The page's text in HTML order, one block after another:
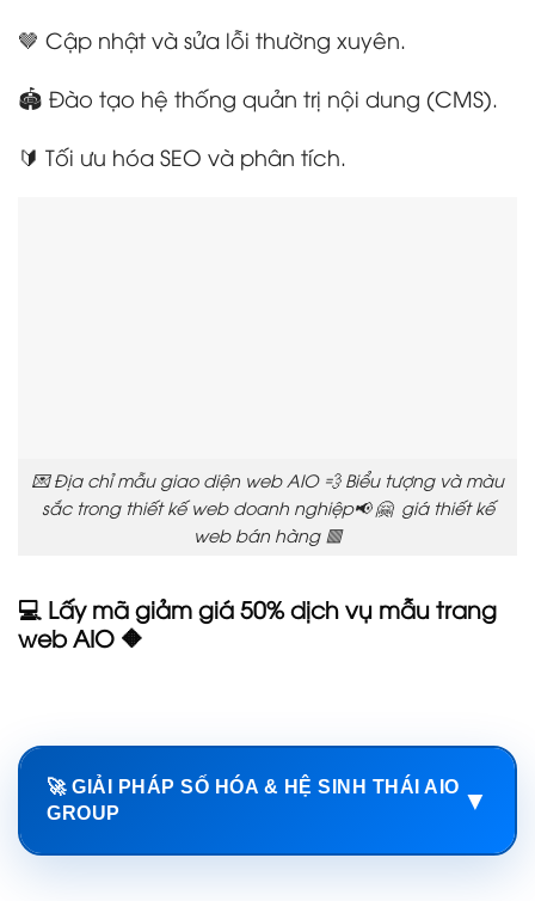
🤎 Cập nhật và sửa lỗi thường xuyên.
🏟️ Đào tạo hệ thống quản trị nội dung (CMS).
🔰 Tối ưu hóa SEO và phân tích.
💌 Địa chỉ mẫu giao diện web AIO 💨 Biểu tượng và màu
sắc trong thiết kế web doanh nghiệp📢 🤗 giá thiết kế
web bán hàng 🟥
💻 Lấy mã giảm giá 50% dịch vụ mẫu trang
web AIO 🔶
🚀 GIẢI PHÁP SỐ HÓA & HỆ SINH THÁI AIO
GROUP
▼